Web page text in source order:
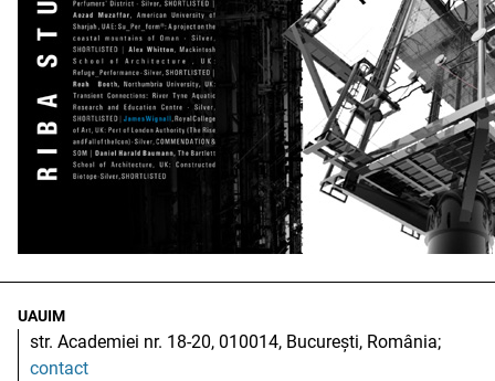
UAUIM
str. Academiei nr. 18-20, 010014, București, România;
contact